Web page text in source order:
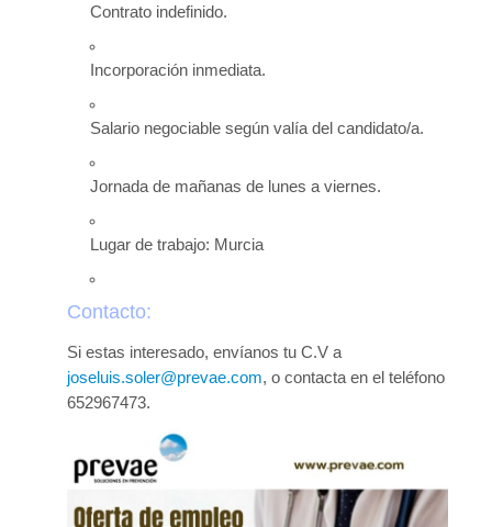
Acciones Formativas CGPSST
Otras acciones formativas
Mándanos tu CV
Asociaciones
Politica de Privacidad y Protección de Datos
Contacto
Contrato indefinido.
Incorporación inmediata.
Salario negociable según valía del candidato/a.
Jornada de mañanas de lunes a viernes.
Lugar de trabajo: Murcia
Contacto:
Si estas interesado, envíanos tu C.V a
joseluis.soler@prevae.com, o contacta en el teléfono
652967473.